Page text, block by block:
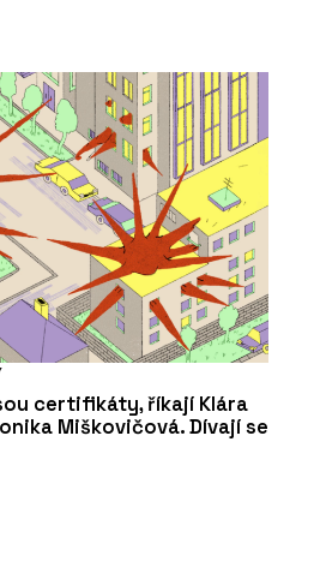
certifikáty, říkají Klára
Miškovičová. Dívají se